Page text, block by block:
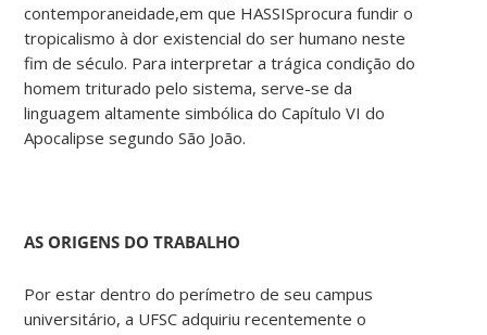
contemporaneidade,em que HASSISprocura fundir o
tropicalismo à dor existencial do ser humano neste
fim de século. Para interpretar a trágica condição do
homem triturado pelo sistema, serve-se da
linguagem altamente simbólica do Capítulo VI do
Apocalipse segundo São João.
AS ORIGENS DO TRABALHO
Por estar dentro do perímetro de seu campus
universitário, a UFSC adquiriu recentemente o